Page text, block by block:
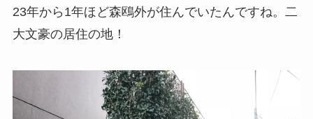
23年から1年ほど森鴎外が住んでいたんですね。二
大文豪の居住の地！